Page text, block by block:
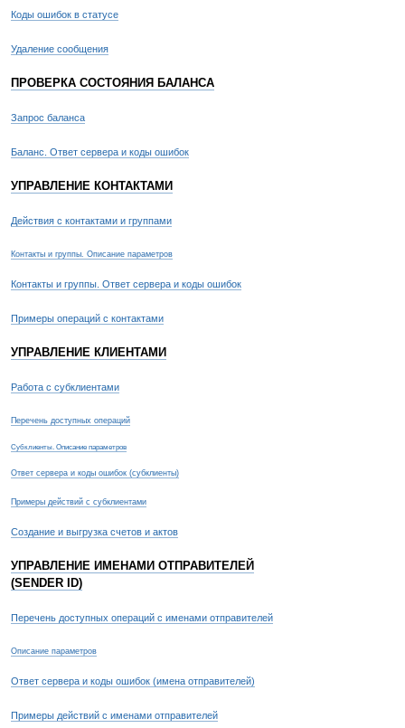
Коды ошибок в статусе
Удаление сообщения
ПРОВЕРКА СОСТОЯНИЯ БАЛАНСА
Запрос баланса
Баланс. Ответ сервера и коды ошибок
УПРАВЛЕНИЕ КОНТАКТАМИ
Действия с контактами и группами
Контакты и группы. Описание параметров
Контакты и группы. Ответ сервера и коды ошибок
Примеры операций с контактами
УПРАВЛЕНИЕ КЛИЕНТАМИ
Работа с субклиентами
Перечень доступных операций
Субклиенты. Описание параметров
Ответ сервера и коды ошибок (субклиенты)
Примеры действий с субклиентами
Создание и выгрузка счетов и актов
УПРАВЛЕНИЕ ИМЕНАМИ ОТПРАВИТЕЛЕЙ
(SENDER ID)
Перечень доступных операций с именами отправителей
Описание параметров
Ответ сервера и коды ошибок (имена отправителей)
Примеры действий с именами отправителей